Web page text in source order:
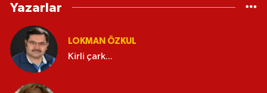
Yazarlar
LOKMAN ÖZKUL
Kirli çark...